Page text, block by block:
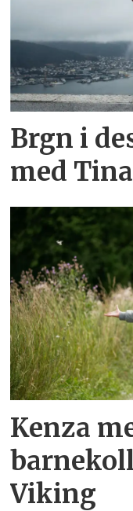
Brgn i
med
Kenza
Viking